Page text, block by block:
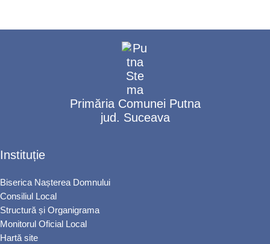
Primăria Comunei Putna
jud. Suceava
Instituție
Biserica Nașterea Domnului
Consiliul Local
Structură și Organigrama
Monitorul Oficial Local
Hartă site